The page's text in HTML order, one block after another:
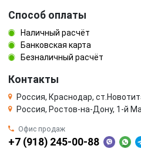
Способ оплаты
Наличный расчёт
Банковская карта
Безналичный расчёт
Контакты
Россия, Краснодар,
Россия, Ростов-на-Дону, 1-й
Офис продаж
+7 (918) 245-00-88